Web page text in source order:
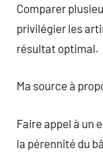
Comparer
privilégier les
résultat optimal.
Ma source à
Faire appel à un
la pérennité du